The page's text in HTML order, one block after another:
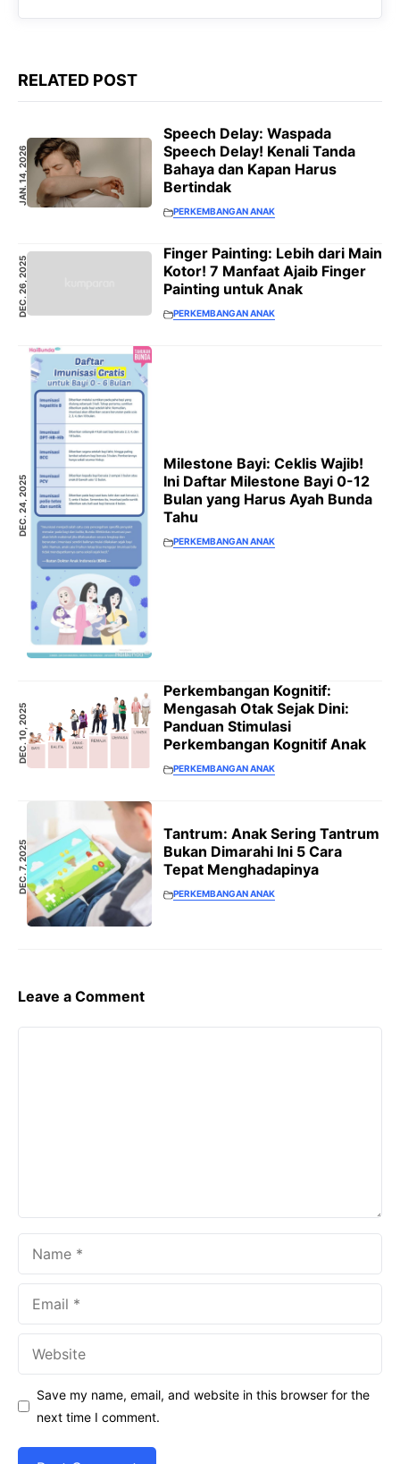
RELATED POST
JAN. 14, 2026
Speech Delay: Waspada
Speech Delay! Kenali Tanda
Bahaya dan Kapan Harus
Bertindak
PERKEMBANGAN ANAK
DEC. 26, 2025
Finger Painting: Lebih dari Main
Kotor! 7 Manfaat Ajaib Finger
Painting untuk Anak
PERKEMBANGAN ANAK
DEC. 24, 2025
Milestone Bayi: Ceklis Wajib!
Ini Daftar Milestone Bayi 0-12
Bulan yang Harus Ayah Bunda
Tahu
PERKEMBANGAN ANAK
DEC. 10, 2025
Perkembangan Kognitif:
Mengasah Otak Sejak Dini:
Panduan Stimulasi
Perkembangan Kognitif Anak
PERKEMBANGAN ANAK
DEC. 7, 2025
Tantrum: Anak Sering Tantrum
Bukan Dimarahi Ini 5 Cara
Tepat Menghadapinya
PERKEMBANGAN ANAK
Leave a Comment
Save my name, email, and website in this browser for the
next time I comment.